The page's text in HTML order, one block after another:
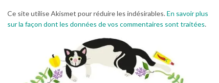
Ce site utilise Akismet pour réduire les indésirables.En savoir plus
sur la façon dont les données de vos commentaires sont traitées.